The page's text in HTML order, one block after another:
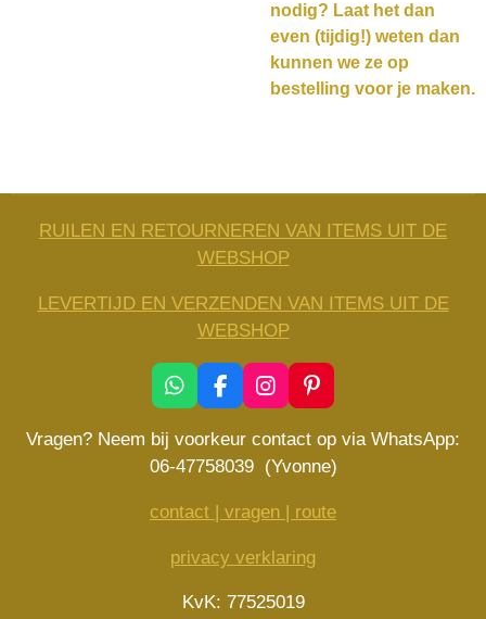
nodig? Laat het dan
even (tijdig!) weten dan
kunnen we ze op
bestelling voor je maken.
RUILEN EN RETOURNEREN VAN ITEMS UIT DE
WEBSHOP
LEVERTIJD EN VERZENDEN VAN ITEMS UIT DE
WEBSHOP
W
h
a
s
p
F
a
c
e
b
o
I
n
s
t
a
r
m
P
i
n
e
e
t
Vragen? Neem bij voorkeur contact op via WhatsApp:
06-47758039 (Yvonne)
contact | vragen | route
privacy verklaring
KvK: 77525019